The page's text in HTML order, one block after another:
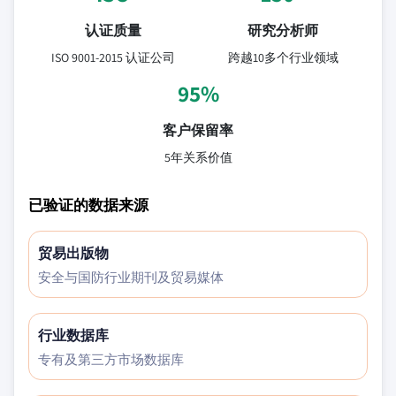
认证质量
ISO 9001-2015 认证公司
研究分析师
跨越10多个行业领域
95%
客户保留率
5年关系价值
已验证的数据来源
贸易出版物
安全与国防行业期刊及贸易媒体
行业数据库
专有及第三方市场数据库